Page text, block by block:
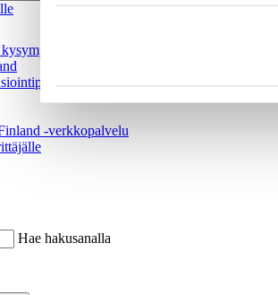
-verkkopalvelu
Hae hakusanalla